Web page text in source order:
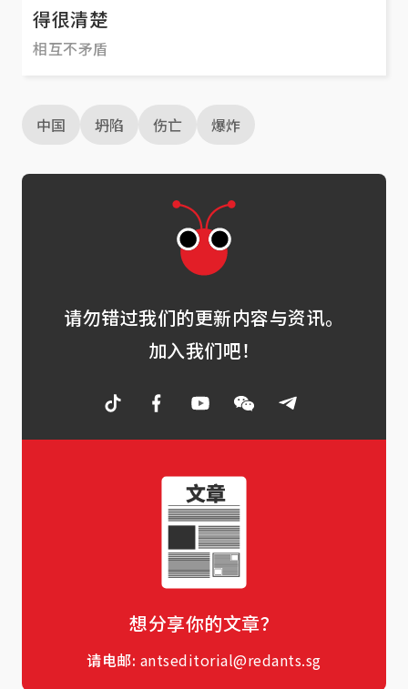
得很清楚
相互不矛盾
中国 坍陷 伤亡 爆炸
请勿错过我们的更新内容与资讯。
加入我们吧！
想分享你的文章？
请电邮: antseditorial@redants.sg